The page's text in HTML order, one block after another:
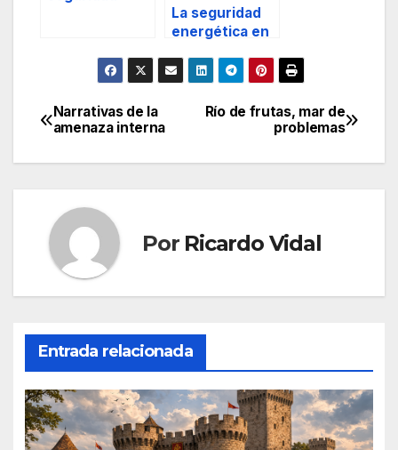
La seguridad
energética en
Anual De
Seguridad
Nacional 2019
Navegación
de
Río de frutas, mar de
problemas
Narrativas de la
amenaza interna
Por Ricardo Vidal
Entrada relacionada